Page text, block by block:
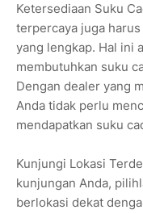
Ketersediaan Suku
terpercaya juga
yang lengkap. Hal ini
membutuhkan suku
Dengan dealer yang
Anda tidak perlu
mendapatkan suku
Kunjungi Lokasi
kunjungan Anda,
berlokasi dekat